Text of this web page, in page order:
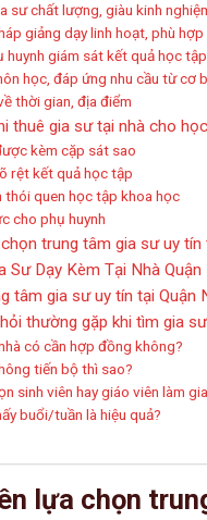
sư chất lượng, giàu kinh
giảng dạy linh hoạt, phù
huynh giám sát kết quả học tập
học, đáp ứng nhu cầu từ cơ
thời gian, địa điểm
thuê gia sư tại nhà cho
kèm cặp sát sao
rệt kết quả học tập
thói quen học tập khoa học
cho phụ huynh
trung tâm gia sư uy tín
Sư Dạy Kèm Tại Nhà
tâm gia sư uy tín tại Quận
thường gặp khi tìm gia
có cần hợp đồng không?
tiến bộ thì sao?
sinh viên hay giáo viên làm
buổi/tuần là hiệu quả?
lựa chọn